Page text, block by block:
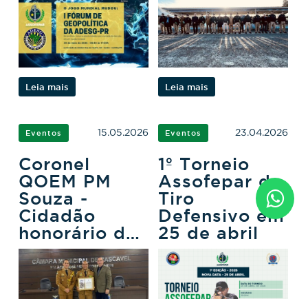
Leia mais Leia mais
Eventos 15.05.2026
Coronel
QOEM PM
Souza -
Cidadão
honorário de
Cascavel
Eventos 23.04.2026
1º Torneio
Assofepar de
Tiro
Defensivo em
25 de abril